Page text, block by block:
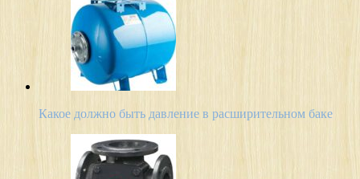
Какое должно быть давление в расширительном баке